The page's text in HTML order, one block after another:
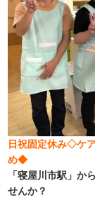
日祝固定休み◇ケ
め◆
「寝屋川市駅」か
せんか？